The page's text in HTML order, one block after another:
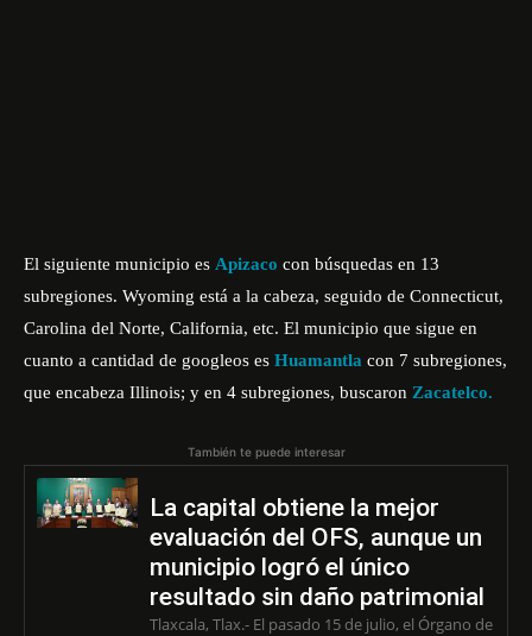
El siguiente municipio es Apizaco con búsquedas en 13
subregiones. Wyoming está a la cabeza, seguido de Connecticut,
Carolina del Norte, California, etc. El municipio que sigue en
cuanto a cantidad de googleos es Huamantla con 7 subregiones,
que encabeza Illinois; y en 4 subregiones, buscaron Zacatelco.
También te puede interesar
La capital obtiene la mejor
evaluación del OFS, aunque un
municipio logró el único
resultado sin daño patrimonial
Tlaxcala, Tlax.- El pasado 15 de julio, el Órgano de